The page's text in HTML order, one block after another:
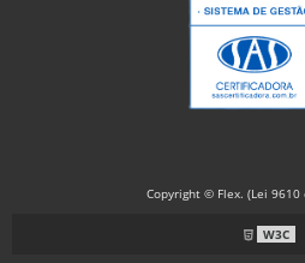
Copyright © Flex. (Lei
W3C